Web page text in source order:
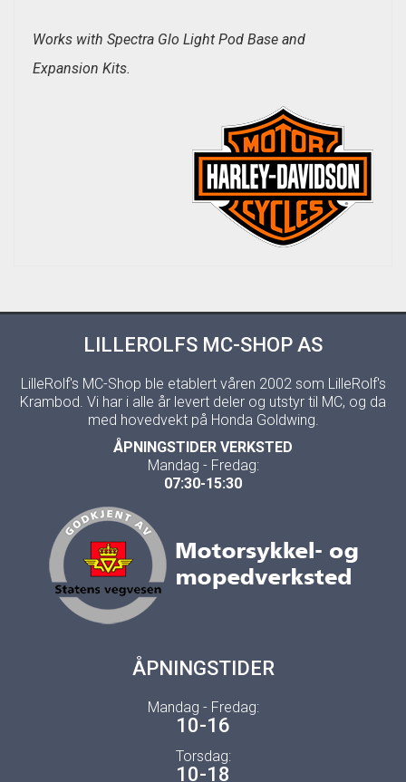
Works with Spectra Glo Light Pod Base and
Expansion Kits.
LILLEROLFS MC-SHOP AS
LilleRolf's MC-Shop ble etablert våren 2002 som LilleRolf's
Krambod. Vi har i alle år levert deler og utstyr til MC, og da
med hovedvekt på Honda Goldwing.
ÅPNINGSTIDER VERKSTED
Mandag - Fredag:
07:30-15:30
ÅPNINGSTIDER
Mandag - Fredag:
10-16
Torsdag:
10-18